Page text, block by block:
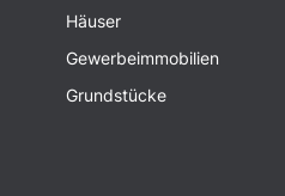
Häuser
Gewerbeimmobilien
Grundstücke